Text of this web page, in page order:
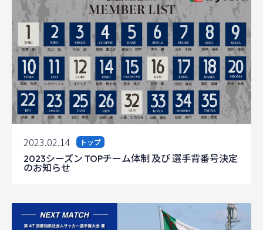
2023.02.14 トップ
2023シーズン TOPチーム体制 及び 選手背番号決定
のお知らせ